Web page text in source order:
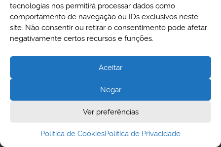
tecnologias nos permitirá processar dados como
comportamento de navegação ou IDs exclusivos neste
site. Não consentir ou retirar o consentimento pode afetar
negativamente certos recursos e funções.
Aceitar
Negar
Ver preferências
Política de CookiesPolítica de Privacidade
Aspectos legais e responsabilidades
Política de Privacidade
Cidade Administrativa - Rodovia Papa João Paulo II, 3777 -
Serra Verde, Belo Horizonte, MG - CEP 31630-903